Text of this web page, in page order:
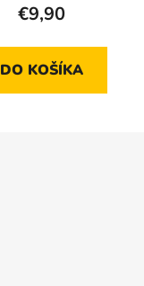
€9,90
DO KOŠÍKA